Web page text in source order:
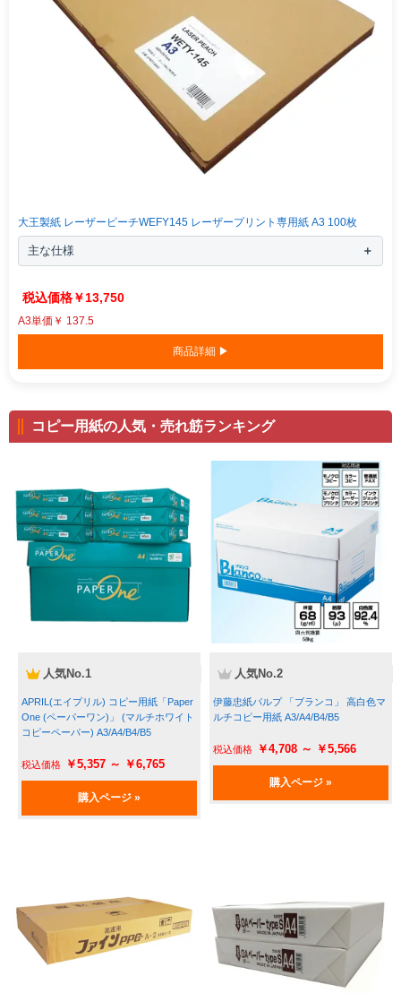
大王製紙 レーザーピーチWEFY145 レーザープリント専用紙 A3 100枚
主な仕様
￥13,750
A3単価￥ 137.5
商品詳細 ▶
コピー用紙の人気・売れ筋ランキング
人気No.1
APRIL(エイプリル) コピー用紙「Paper
One (ペーパーワン)」 (マルチホワイト
コピーペーパー) A3/A4/B4/B5
￥5,357 ～ ￥6,765
購入ページ »
人気No.2
伊藤忠紙パルプ 「ブランコ」 高白色マ
ルチコピー用紙 A3/A4/B4/B5
￥4,708 ～ ￥5,566
購入ページ »